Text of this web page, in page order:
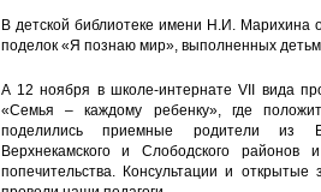
В детской библиотеке имени Н.И. Марихина
поделок «Я познаю мир», выполненных
А 12 ноября в школе-интернате VII вида
«Семья – каждому ребенку», где
поделились приемные родители из
Верхнекамского и Слободского
попечительства. Консультации и